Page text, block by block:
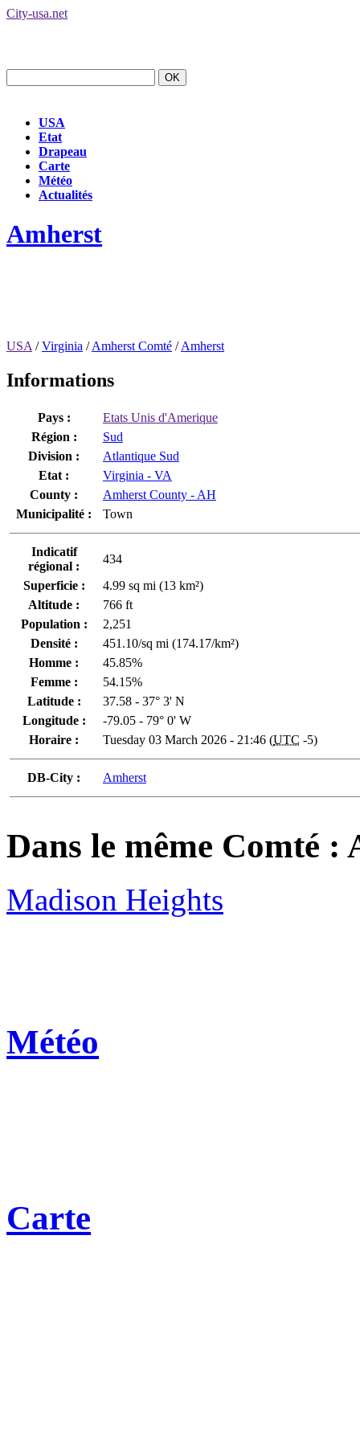
City-usa.net
USA
Etat
Drapeau
Carte
Météo
Actualités
Amherst
USA /Virginia /Amherst Comté /Amherst
Informations
Pays :
Etats Unis d'Amerique
Région :
Sud
Division :
Atlantique Sud
Etat :
Virginia - VA
County :
Amherst County - AH
Municipalité :
Town
Indicatif
régional :
434
Superficie :
4.99 sq mi (13 km²)
Altitude :
766 ft
Population :
2,251
Densité :
451.10/sq mi (174.17/km²)
Homme :
45.85%
Femme :
54.15%
Latitude :
37.58 - 37° 3' N
Longitude :
-79.05 - 79° 0' W
Horaire :
Tuesday 03 March 2026 - 21:46 (UTC -5)
DB-City : Amherst
Dans le même Comté :
Madison Heights
Météo
Carte